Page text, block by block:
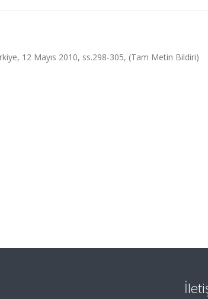
12 Mayıs 2010, ss.298-305, (Tam Metin Bildiri)